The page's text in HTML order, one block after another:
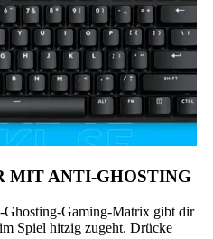
MIT ANTI-GHOSTING
Gaming-Matrix gibt dir
Spiel hitzig zugeht. Drücke